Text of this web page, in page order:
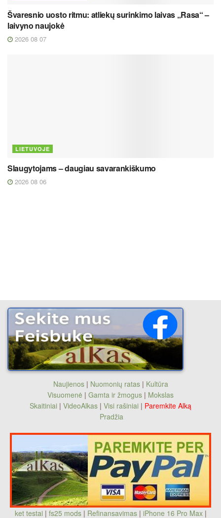
Švaresnio uosto ritmu: atliekų surinkimo laivas „Rasa“ –
laivyno naujokė
2026 08 07
LIETUVOJE
Slaugytojams – daugiau savarankiškumo
2026 08 06
Naujienos| Nuomonių ratas| Kultūra
Visuomenė | Gamta ir žmogus | Mokslas
Skaitiniai | VideoAlkas | Visi rašiniai | Paremkite Alką
Pradžia
ket testai | fs25 mods| Refinansavimas| iPhone 16 Pro Max|